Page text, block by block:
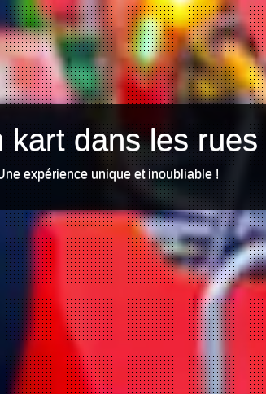
kart dans les rues
expérience unique et inoubliable !